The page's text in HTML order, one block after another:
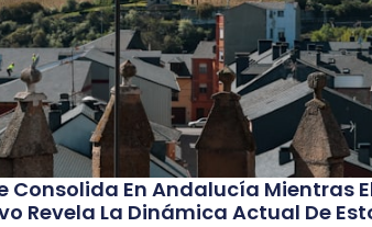
Consolida En Andalucía Mientras
Revela La Dinámica Actual De